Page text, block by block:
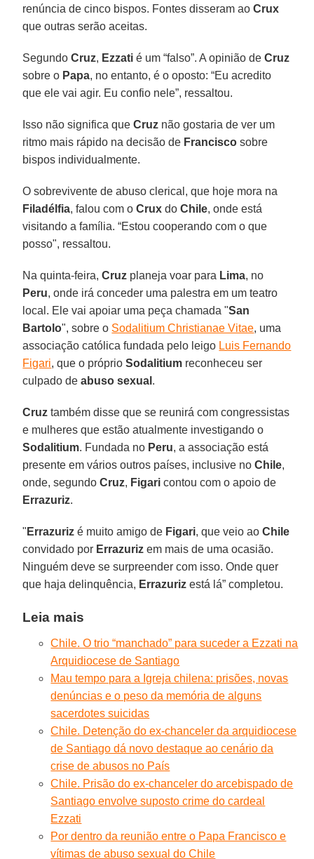
renúncia de cinco bispos. Fontes disseram aoCrux
que outras serão aceitas.
SegundoCruz, Ezzati é um “falso”. A opinião deCruz
sobre o Papa, no entanto, é o oposto: “Eu acredito
que ele vai agir. Eu confio nele”, ressaltou.
Isso não significa queCruz não gostaria de ver um
ritmo mais rápido na decisão de Francisco sobre
bispos individualmente.
O sobrevivente de abuso clerical, que hoje mora na
Filadélfia, falou com oCrux doChile, onde está
visitando a família. “Estou cooperando com o que
posso", ressaltou.
Na quinta-feira,Cruz planeja voar para Lima, no
Peru, onde irá conceder uma palestra em um teatro
local. Ele vai apoiar uma peça chamada "San
Bartolo", sobre o Sodalitium Christianae Vitae, uma
associação católica fundada pelo leigo Luis Fernando
Figari, que o próprioSodalitium reconheceu ser
culpado deabuso sexual .
Cruz também disse que se reunirá com congressistas
e mulheres que estão atualmente investigando o
Sodalitium. Fundada no Peru, a associação está
presente em vários outros países, inclusive noChile,
onde, segundoCruz, Figari contou com o apoio de
Errazuriz.
" Errazuriz é muito amigo de Figari, que veio aoChile
convidado por Errazuriz em mais de uma ocasião.
Ninguém deve se surpreender com isso. Onde quer
que haja delinquência, Errazuriz está lá” completou.
Leia mais
Chile. O trio “manchado” para suceder a Ezzati na
Arquidiocese de Santiago
Mau tempo para a Igreja chilena: prisões, novas
denúncias e o peso da memória de alguns
sacerdotes suicidas
Chile. Detenção do ex-chanceler da arquidiocese
de Santiago dá novo destaque ao cenário da
crise de abusos no País
Chile. Prisão do ex-chanceler do arcebispado de
Santiago envolve suposto crime do cardeal
Ezzati
Por dentro da reunião entre o Papa Francisco e
vítimas de abuso sexual do Chile